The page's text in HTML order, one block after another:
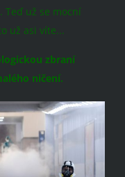
už se mocní
už asi víte...
zbraní
ničení.